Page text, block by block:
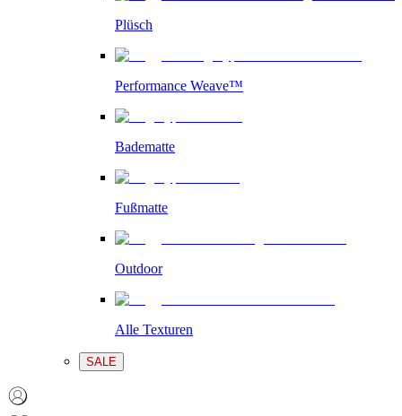
Plüsch
Performance Weave™
Badematte
Fußmatte
Outdoor
Alle Texturen
SALE